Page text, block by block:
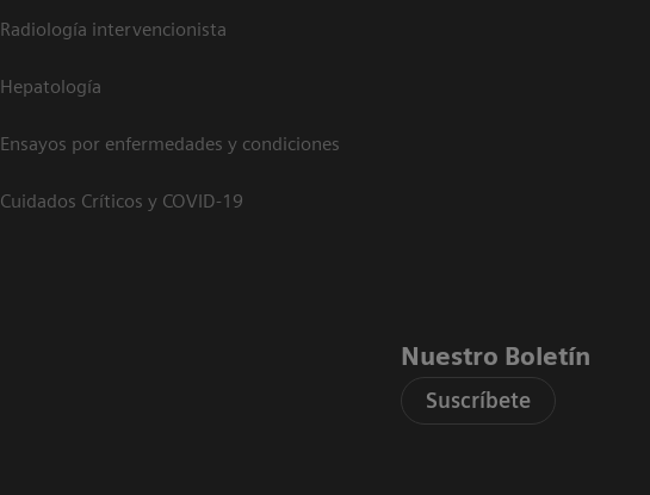
Radiología intervencionista
Hepatología
Ensayos por enfermedades y condiciones
Cuidados Críticos y COVID-19
Nuestro Boletín
Suscríbete